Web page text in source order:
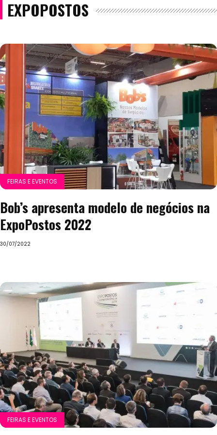
EXPOPOSTOS
FEIRAS E EVENTOS
Bob’s apresenta modelo de negócios na
ExpoPostos 2022
30/07/2022
FEIRAS E EVENTOS